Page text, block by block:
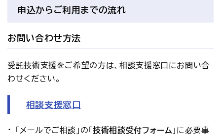
申込からご利用までの流れ
お問い合わせ方法
受託技術支援をご希望の方は、相談支援窓口にお問い合
わせください。
相談支援窓口
「メールでご相談」の「技術相談受付フォーム 」に必要事